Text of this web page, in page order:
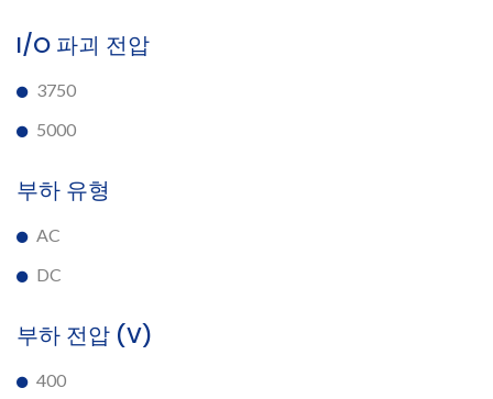
I/O 파괴 전압
3750
5000
부하 유형
AC
DC
부하 전압 (V)
400